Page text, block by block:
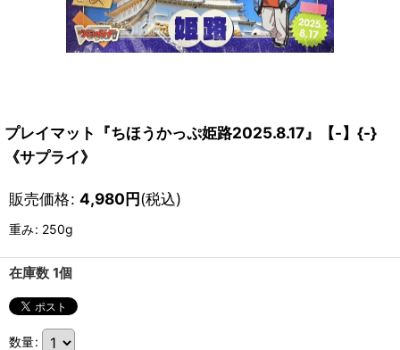
プレイマット『ちほうかっぷ姫路2025.8.17』【-】{-}
《サプライ》
販売価格: 4,980円(税込)
重み: 250g
在庫数 1個
数量: